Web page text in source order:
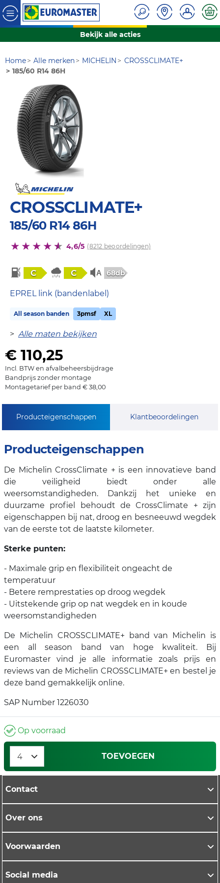
Bekijk alle acties
Home Alle merken MICHELIN
CROSSCLIMATE+
185/60 R14 86H
CROSSCLIMATE+
185/60 R14 86H
4,6/5 (8212 beoordelingen)
C C 68db
EPREL link (bandenlabel)
All season banden 3pmsf XL
> Alle maten bekijken
€ 110,25
Incl. BTW en afvalbeheersbijdrage
Bandprijs zonder montage
Montagetarief per band € 38,00
Producteigenschappen Klantbeoordelingen
Producteigenschappen
De Michelin CrossClimate + is een innovatieve band
die veiligheid biedt onder alle
weersomstandigheden. Dankzij het unieke en
duurzame profiel behoudt de CrossClimate + zijn
eigenschappen bij nat, droog en besneeuwd wegdek
van de eerste tot de laatste kilometer.
Sterke punten:
- Maximale grip en flexibiliteit ongeacht de
temperatuur
- Betere remprestaties op droog wegdek
- Uitstekende grip op nat wegdek en in koude
weersomstandigheden
De Michelin CROSSCLIMATE+ band van Michelin is
een all season band van hoge kwaliteit. Bij
Euromaster vind je alle informatie zoals prijs en
reviews van de Michelin CROSSCLIMATE+ en bestel je
deze band gemakkelijk online.
SAP Number 1226030
Op voorraad
TOEVOEGEN
Contact
Over ons
Voorwaarden
Social media